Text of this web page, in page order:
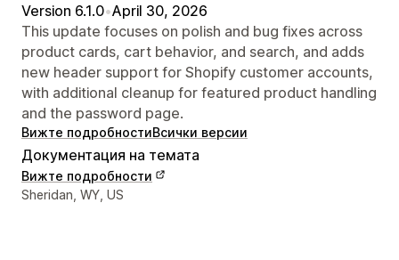
Version 6.1.0•April 30, 2026
This update focuses on polish and bug fixes across
product cards, cart behavior, and search, and adds
new header support for Shopify customer accounts,
with additional cleanup for featured product handling
and the password page.
Вижте подробностиВсички версии
Документация на темата
Вижте подробности
Данни за връзка с дизайнера
Sheridan, WY, US